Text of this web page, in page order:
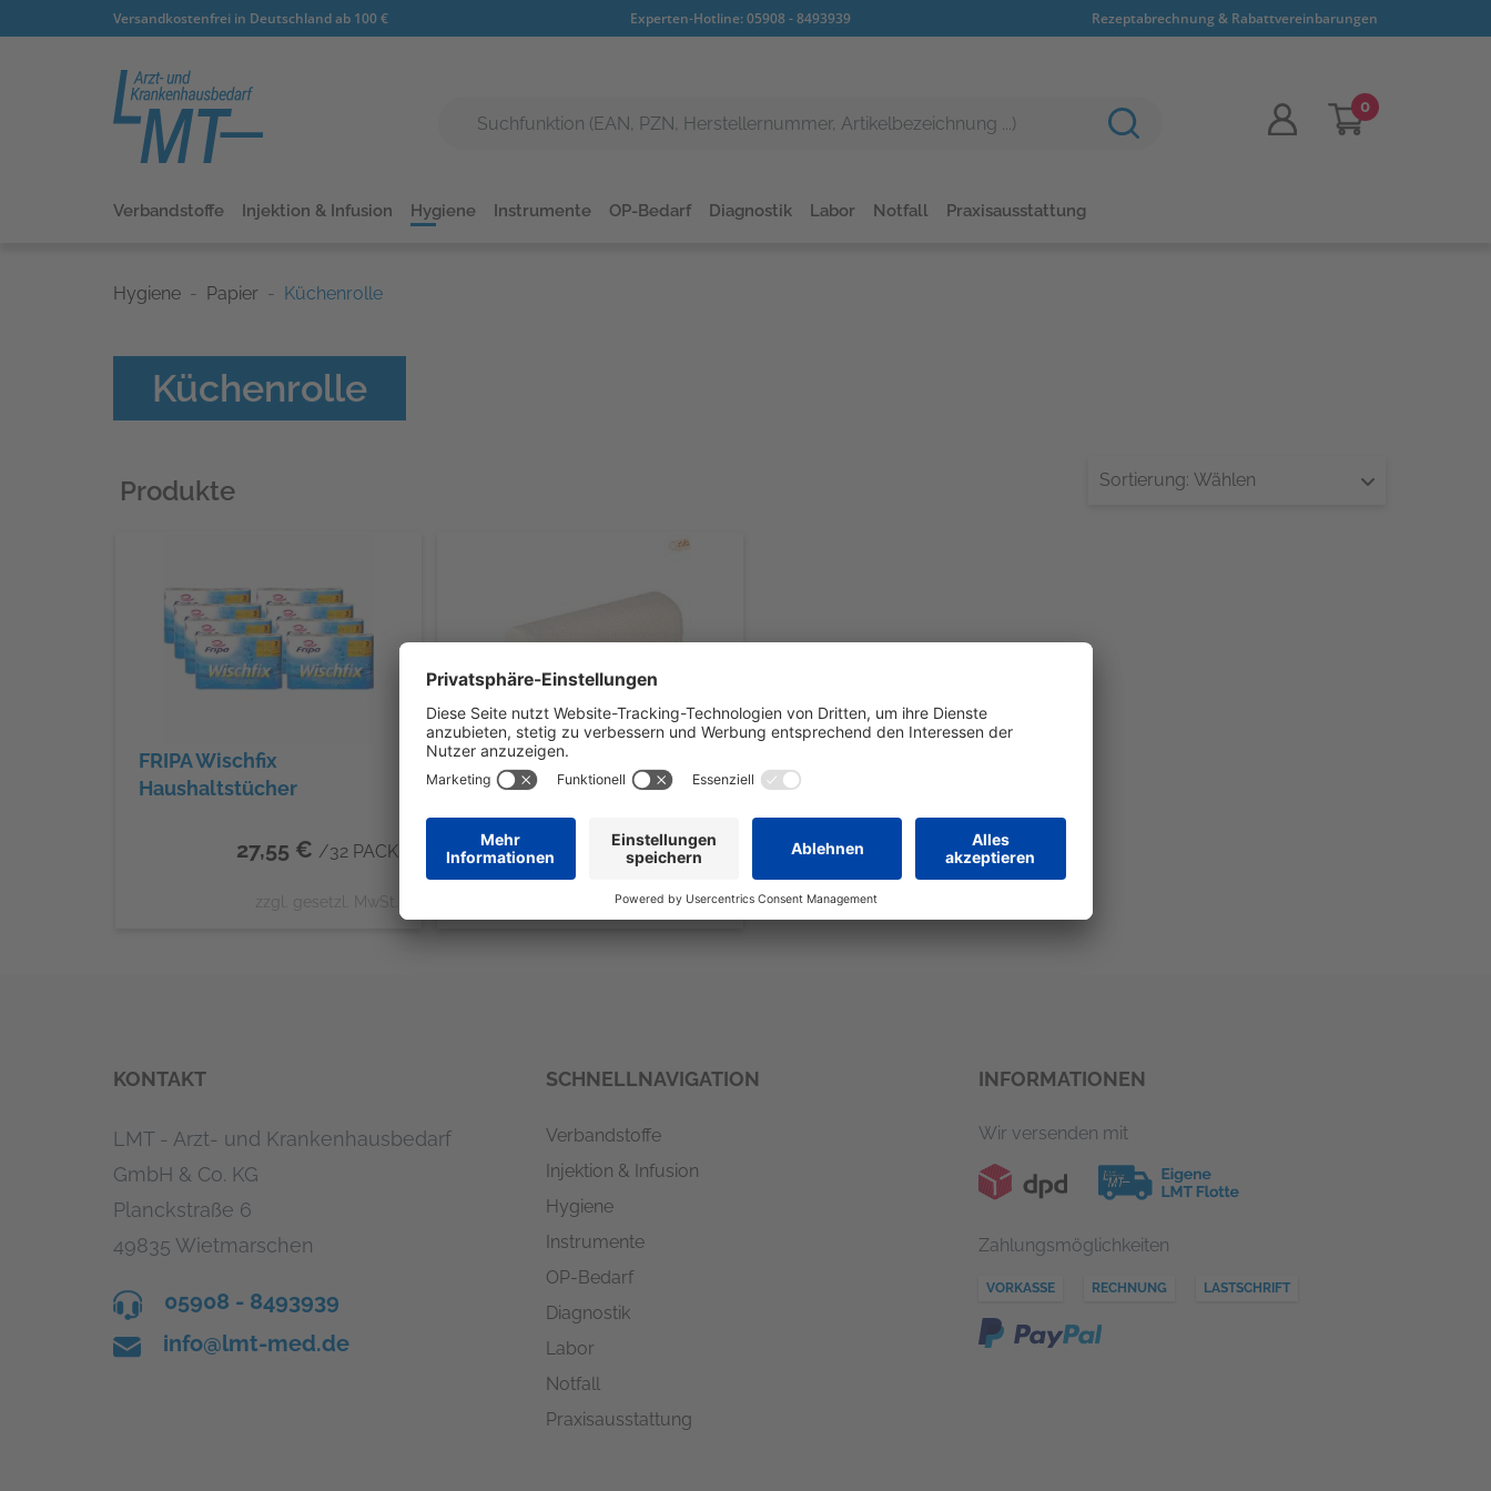
Versandkostenfrei in Deutschland ab 100 € Experten-Hotline:05908 - 8493939 Rezeptabrechnung & Rabattvereinbarungen
0
Verbandstoffe Injektion & Infusion Hygiene Instrumente OP-Bedarf Diagnostik Labor Notfall Praxisausstattung
Hygiene Papier Küchenrolle
Küchenrolle
Produkte Sortierung: Wählen
FRIPA Wischfix
Haushaltstücher
27,55 € /32 PACK
zzgl. gesetzl. MwSt.
Küchenrolle
ab 21,76 €/32 PACK
zzgl. gesetzl. MwSt.
KONTAKT
LMT - Arzt- und Krankenhausbedarf
GmbH & Co. KG
Planckstraße 6
49835 Wietmarschen
05908 - 8493939
info@lmt-med.de
SCHNELLNAVIGATION
Verbandstoffe
Injektion & Infusion
Hygiene
Instrumente
OP-Bedarf
Diagnostik
Labor
Notfall
Praxisausstattung
INFORMATIONEN
Wir versenden mit
Zahlungsmöglichkeiten
VORKASSE RECHNUNG LASTSCHRIFT